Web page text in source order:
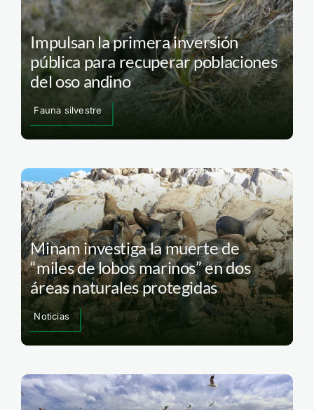
Impulsan la primera inversión
pública para recuperar poblaciones
del oso andino
Fauna silvestre
Minam investiga la muerte de
“miles de lobos marinos” en dos
áreas naturales protegidas
Noticias